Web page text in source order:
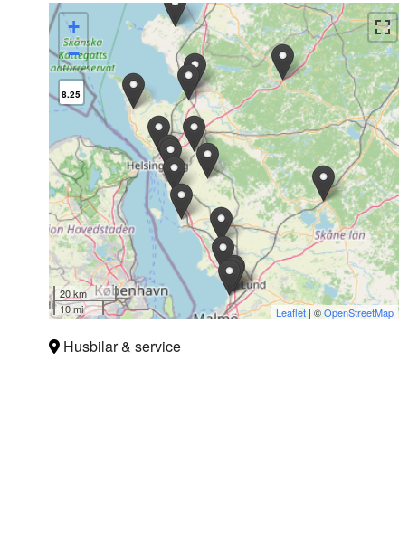
+
−
8.25
20 km
10 mi
Leaflet | ©OpenStreetMap
Husbilar & service